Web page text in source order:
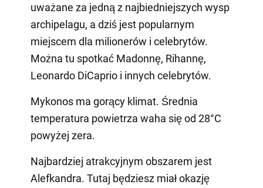
uważane za jedną z najbiedniejszych wysp
archipelagu, a dziś jest popularnym
miejscem dla milionerów i celebrytów.
Można tu spotkać Madonnę, Rihannę,
Leonardo DiCaprio i innych celebrytów.
Mykonos ma gorący klimat. Średnia
temperatura powietrza waha się od 28°C
powyżej zera.
Najbardziej atrakcyjnym obszarem jest
Alefkandra. Tutaj będziesz miał okazję